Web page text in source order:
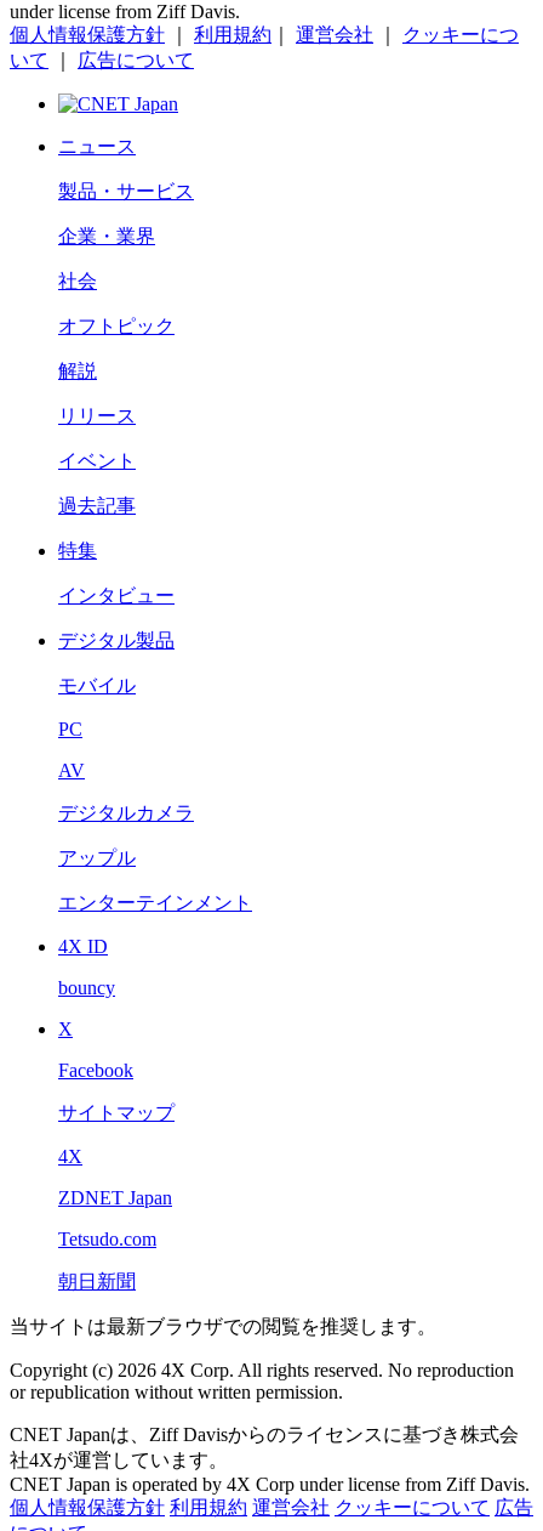
under license from Ziff Davis.
個人情報保護方針
利用規約 運営会社
クッキーにつ
いて
広告について
ニュース
製品・サービス
企業・業界
社会
オフトピック
解説
リリース
イベント
過去記事
特集
インタビュー
デジタル製品
モバイル
PC
AV
デジタルカメラ
アップル
エンターテインメント
4X ID
bouncy
X
Facebook
サイトマップ
4X
ZDNET Japan
Tetsudo.com
朝日新聞
当サイトは最新ブラウザでの閲覧を推奨します。
Copyright (c) 2026 4X Corp. All rights reserved. No reproduction
or republication without written permission.
CNET Japanは、Ziff Davisからのライセンスに基づき株式会
社4Xが運営しています。
CNET Japan is operated by 4X Corp under license from Ziff Davis.
個人情報保護方針 利用規約 運営会社 クッキーについて 広告